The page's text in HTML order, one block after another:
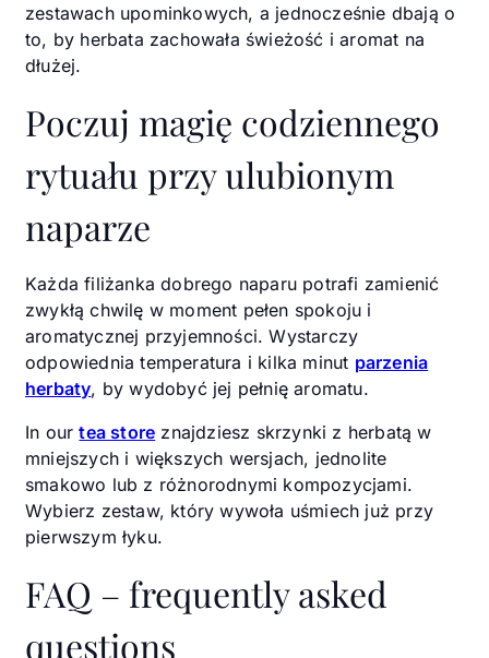
zestawach upominkowych, a jednocześnie dbają o
to, by herbata zachowała świeżość i aromat na
dłużej.
Poczuj magię codziennego
rytuału przy ulubionym
naparze
Każda filiżanka dobrego naparu potrafi zamienić
zwykłą chwilę w moment pełen spokoju i
aromatycznej przyjemności. Wystarczy
odpowiednia temperatura i kilka minut parzenia
herbaty, by wydobyć jej pełnię aromatu.
In ourtea store znajdziesz skrzynki z herbatą w
mniejszych i większych wersjach, jednolite
smakowo lub z różnorodnymi kompozycjami.
Wybierz zestaw, który wywoła uśmiech już przy
pierwszym łyku.
FAQ – frequently asked
questions